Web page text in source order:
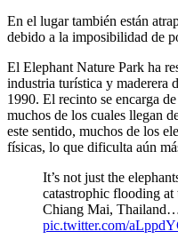
En el lugar también están
debido a la imposibilidad de
El Elephant Nature Park ha
industria turística y maderera
1990. El recinto se encarga
muchos de los cuales llegan
este sentido, muchos de los
físicas, lo que dificulta aún
It’s not just the
catastrophic flooding
Chiang Mai,
pic.twitter.com/